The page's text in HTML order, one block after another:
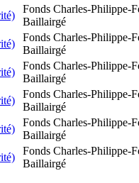
Fonds Charles-Philippe-
Baillairgé
Fonds Charles-Philippe-
Baillairgé
Fonds Charles-Philippe-
Baillairgé
Fonds Charles-Philippe-
Baillairgé
Fonds Charles-Philippe-
Baillairgé
Fonds Charles-Philippe-
Baillairgé